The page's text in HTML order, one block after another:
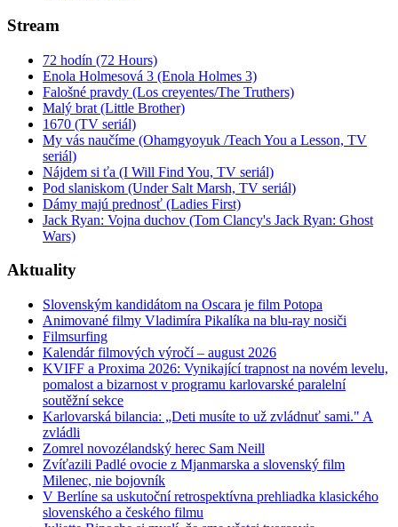
Stream
72 hodín (72 Hours)
Enola Holmesová 3 (Enola Holmes 3)
Falošné pravdy (Los creyentes/The Truthers)
Malý brat (Little Brother)
1670 (TV seriál)
My vás naučíme (Ohamgyoyuk /Teach You a Lesson, TV
seriál)
Nájdem si ťa (I Will Find You, TV seriál)
Pod slaniskom (Under Salt Marsh, TV seriál)
Dámy majú prednosť (Ladies First)
Jack Ryan: Vojna duchov (Tom Clancy's Jack Ryan: Ghost
Wars)
Aktuality
Slovenským kandidátom na Oscara je film Potopa
Animované filmy Vladimíra Pikalíka na blu-ray nosiči
Filmsurfing
Kalendár filmových výročí – august 2026
KVIFF a Proxima 2026: Vynikající trapnost na novém levelu,
pomalost a bizarnost v programu karlovarské paralelní
soutěžní sekce
Karlovarská bilancia: „Deti musíte to už zvládnuť sami." A
zvládli
Zomrel novozélandský herec Sam Neill
Zvíťazili Padlé ovocie z Mjanmarska a slovenský film
Milenec, nie bojovník
V Berlíne sa uskutoční retrospektívna prehliadka klasického
slovenského a českého filmu